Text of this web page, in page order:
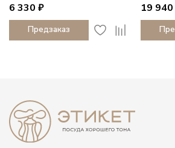
6 330 ₽
Предзаказ
19